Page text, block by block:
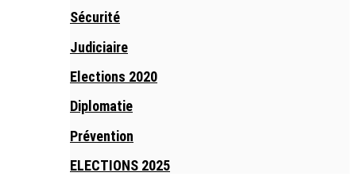
Sécurité
Judiciaire
Elections 2020
Diplomatie
Prévention
ELECTIONS 2025